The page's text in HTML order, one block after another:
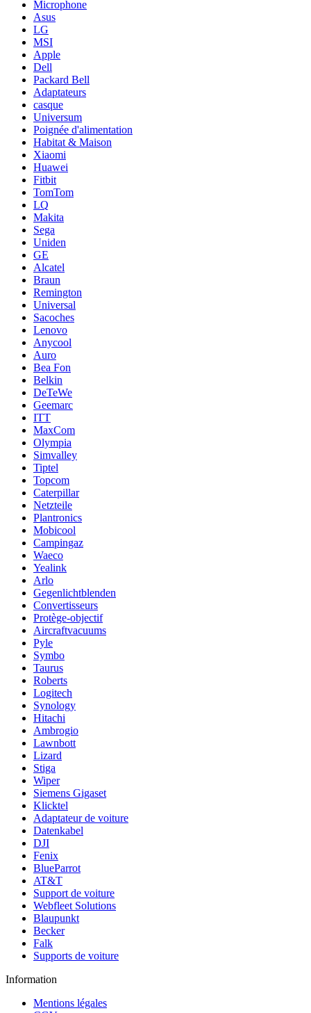
Microphone
Asus
LG
MSI
Apple
Dell
Packard Bell
Adaptateurs
casque
Universum
Poignée d'alimentation
Habitat & Maison
Xiaomi
Huawei
Fitbit
TomTom
LQ
Makita
Sega
Uniden
GE
Alcatel
Braun
Remington
Universal
Sacoches
Lenovo
Anycool
Auro
Bea Fon
Belkin
DeTeWe
Geemarc
ITT
MaxCom
Olympia
Simvalley
Tiptel
Topcom
Caterpillar
Netzteile
Plantronics
Mobicool
Campingaz
Waeco
Yealink
Arlo
Gegenlichtblenden
Convertisseurs
Protège-objectif
Aircraftvacuums
Pyle
Symbo
Taurus
Roberts
Logitech
Synology
Hitachi
Ambrogio
Lawnbott
Lizard
Stiga
Wiper
Siemens Gigaset
Klicktel
Adaptateur de voiture
Datenkabel
DJI
Fenix
BlueParrot
AT&T
Support de voiture
Webfleet Solutions
Blaupunkt
Becker
Falk
Supports de voiture
Information
Mentions légales